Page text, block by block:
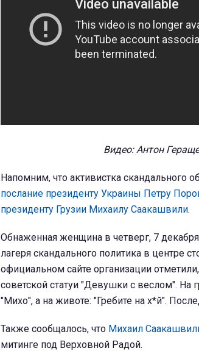
Видео: Антон
Напомним, что активистка скандального
послание президенту Украины Петру
президенту Грузии Михаилу Саакашвили.
Обнаженная женщина в четверг, 7
лагеря скандального политика в центре
официальном сайте организации
советской статуи "Девушки с веслом". На
"Михо", а на животе: "Гребите на х*й".
Также сообщалось, что Михаил
митинге под Верховной Радой.